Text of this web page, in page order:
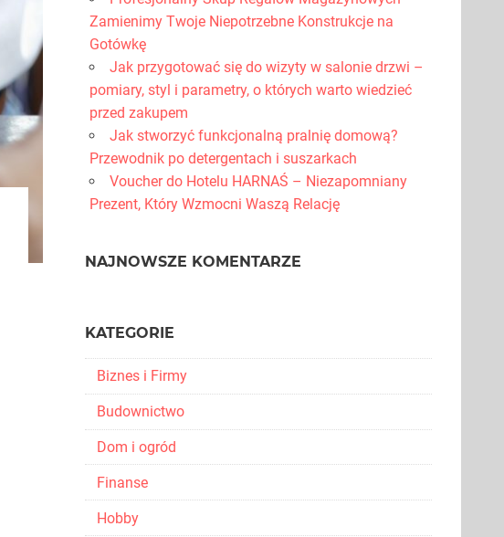
Zamienimy Twoje Niepotrzebne Konstrukcje na
Gotówkę
Jak przygotować się do wizyty w salonie drzwi –
pomiary, styl i parametry, o których warto wiedzieć
przed zakupem
Jak stworzyć funkcjonalną pralnię domową?
Przewodnik po detergentach i suszarkach
Voucher do Hotelu HARNAŚ – Niezapomniany
Prezent, Który Wzmocni Waszą Relację
NAJNOWSZE KOMENTARZE
KATEGORIE
Biznes i Firmy
Budownictwo
Dom i ogród
Finanse
Hobby